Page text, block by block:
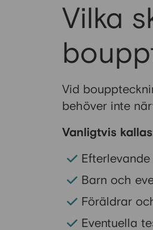
Vilka
Vid
behöver inte
Vanligtvis
Barn och
Föräldrar
Eventuella